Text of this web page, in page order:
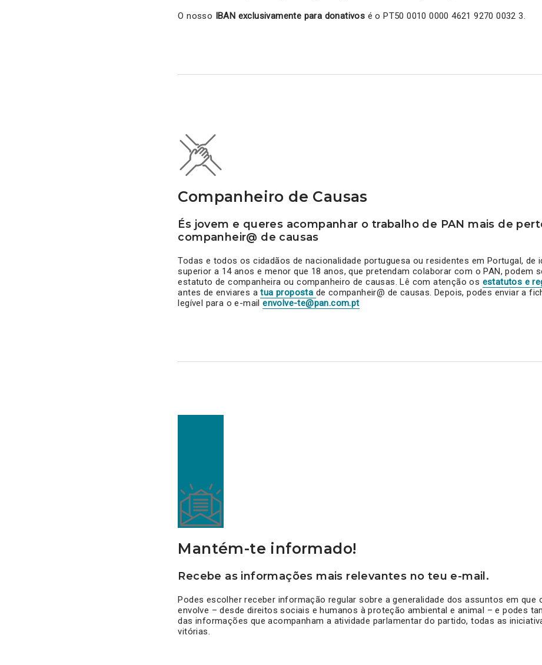
O nosso IBAN exclusivamente para donativos é o PT50 0010 0000 4621 9270 0032 3.
Companheiro de Causas
És jovem e queres acompanhar o trabalho de PAN mais de
companheir@ de causas
Todas e todos os cidadãos de nacionalidade portuguesa ou residentes em Portugal, de
superior a 14 anos e menor que 18 anos, que pretendam colaborar com o PAN, podem
estatuto de companheira ou companheiro de causas. Lê com atenção os estatutos e
antes de enviares atua proposta de companheir@ de causas. Depois, podes enviar a
legível para o e-mailenvolve-te@pan.com.pt
Mantém-te informado!
Recebe as informações mais relevantes no teu e-mail.
Podes escolher receber informação regular sobre a generalidade dos assuntos em que
envolve – desde direitos sociais e humanos à proteção ambiental e animal – e podes
das informações que acompanham a atividade parlamentar do partido, todas as
vitórias.